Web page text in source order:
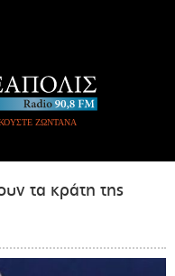
ΖΩΝΤΑΝΑ
τα κράτη της